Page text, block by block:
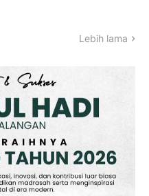
Lebih lama